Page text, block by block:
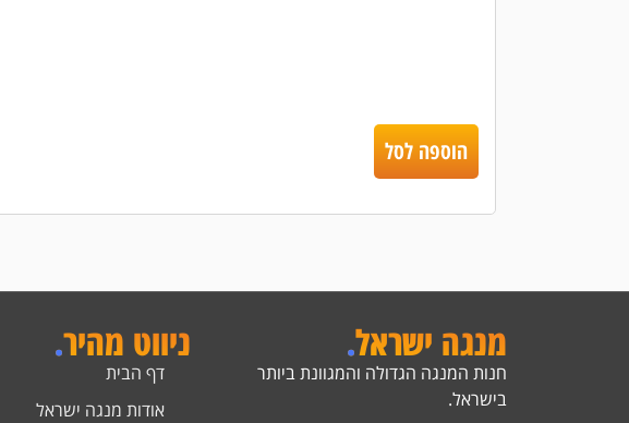
הוספה לסל
מנגה ישראל.
חנות המנגה הגדולה והמגוונת ביותר
בישראל.
ניווט מהיר.
דף הבית
אודות מנגה ישראל